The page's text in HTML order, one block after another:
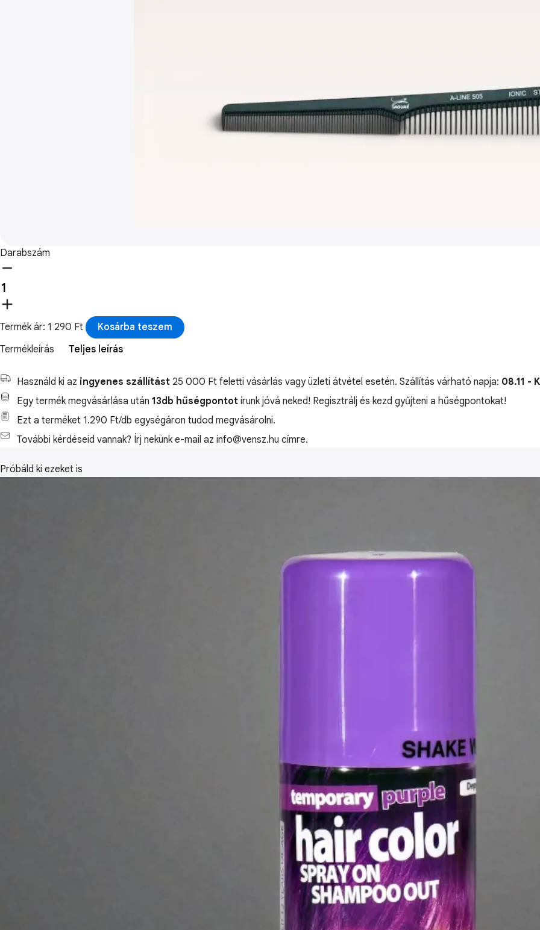
Darabszám
Termék ár: 1 290 Ft
Kosárba teszem
Termékleírás
Teljes leírás
Használd ki az ingyenes szállítást 25 000 Ft feletti vásárlás vagy üzleti átvétel esetén. Szállítás várható napja: 08.11 -
Egy termék megvásárlása után 13db hűségpontot írunk jóvá neked! Regisztrálj és kezd gyűjteni a hűségpontokat!
Ezt a terméket 1.290 Ft/db egységáron tudod megvásárolni.
További kérdéseid vannak? Írj nekünk e-mail az info@vensz.hu címre.
Próbáld ki ezeket is